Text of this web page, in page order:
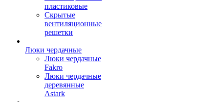
пластиковые
Скрытые
вентиляционные
решетки
Люки чердачные
Люки чердачные
Fakro
Люки чердачные
деревянные
Astark